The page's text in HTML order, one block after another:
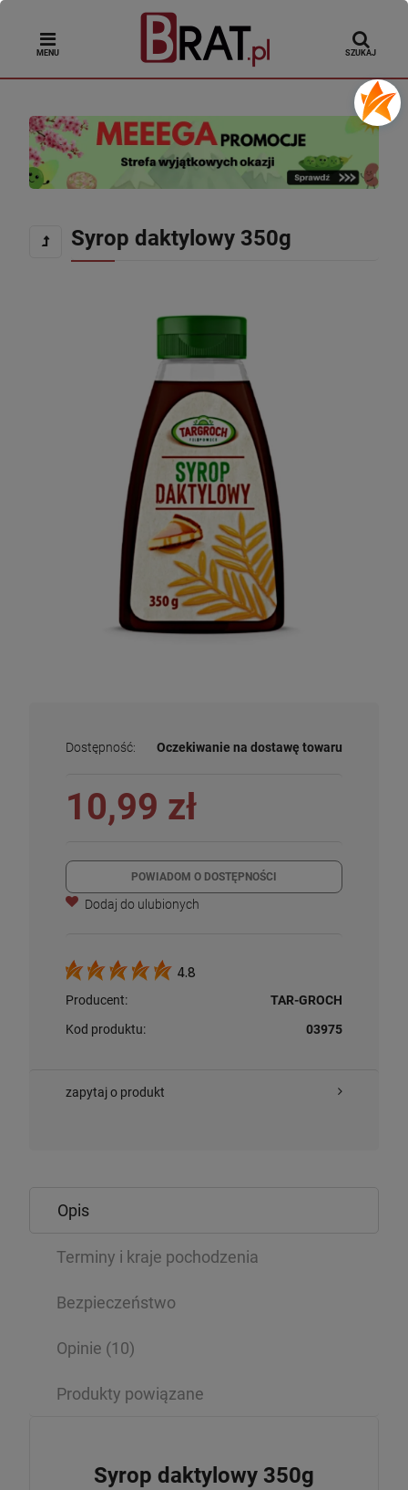
MENU SZUKAJ
Syrop daktylowy 350g
Dostępność: Oczekiwanie na dostawę towaru
10,99 zł
POWIADOM O DOSTĘPNOŚCI
Dodaj do ulubionych
4.8
Producent:
TAR-GROCH
Kod produktu:
03975
zapytaj o produkt
Opis
Terminy i kraje pochodzenia
Bezpieczeństwo
Opinie (10)
Produkty powiązane
Syrop daktylowy 350g